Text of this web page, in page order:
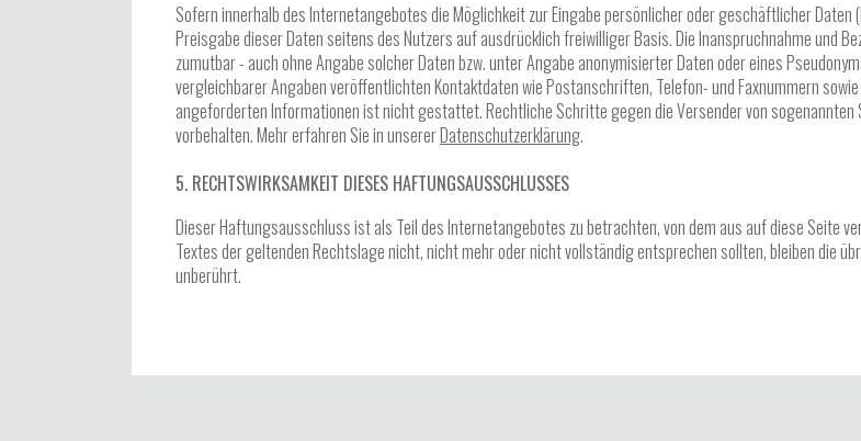
Sofern innerhalb des Internetangebotes die Möglichkeit zur Eingabe persönlicher oder geschäftlicher
Preisgabe dieser Daten seitens des Nutzers auf ausdrücklich freiwilliger Basis. Die Inanspruchnahme und
zumutbar - auch ohne Angabe solcher Daten bzw. unter Angabe anonymisierter Daten oder eines
vergleichbarer Angaben veröffentlichten Kontaktdaten wie Postanschriften, Telefon- und Faxnummern
angeforderten Informationen ist nicht gestattet. Rechtliche Schritte gegen die Versender von
vorbehalten. Mehr erfahren Sie in unsererDatenschutzerklärung.
5. RECHTSWIRKSAMKEIT DIESES HAFTUNGSAUSSCHLUSSES
Dieser Haftungsausschluss ist als Teil des Internetangebotes zu betrachten, von dem aus auf diese Seite
Textes der geltenden Rechtslage nicht, nicht mehr oder nicht vollständig entsprechen sollten, bleiben die
unberührt.